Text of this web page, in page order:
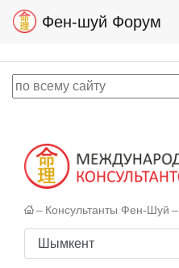
Фен-шуй Форум
– Консультанты Фен-Шуй –